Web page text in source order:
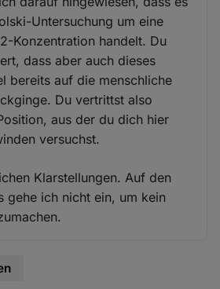
Untersuchung um eine
Konzentration handelt. Du
dass aber auch dieses
bereits auf die menschliche
Du vertrittst also
aus der du dich hier
versuchst.
Klarstellungen. Auf den
gehe ich nicht ein, um kein